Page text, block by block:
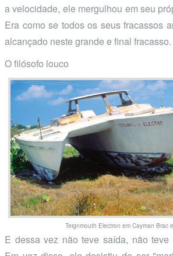
a velocidade, ele mergulhou em seu
Era como se todos os seus fracassos
alcançado neste grande e final fracasso.
O filósofo louco
Teignmouth Electron em Cayman Brac
E dessa vez não teve saída, não teve